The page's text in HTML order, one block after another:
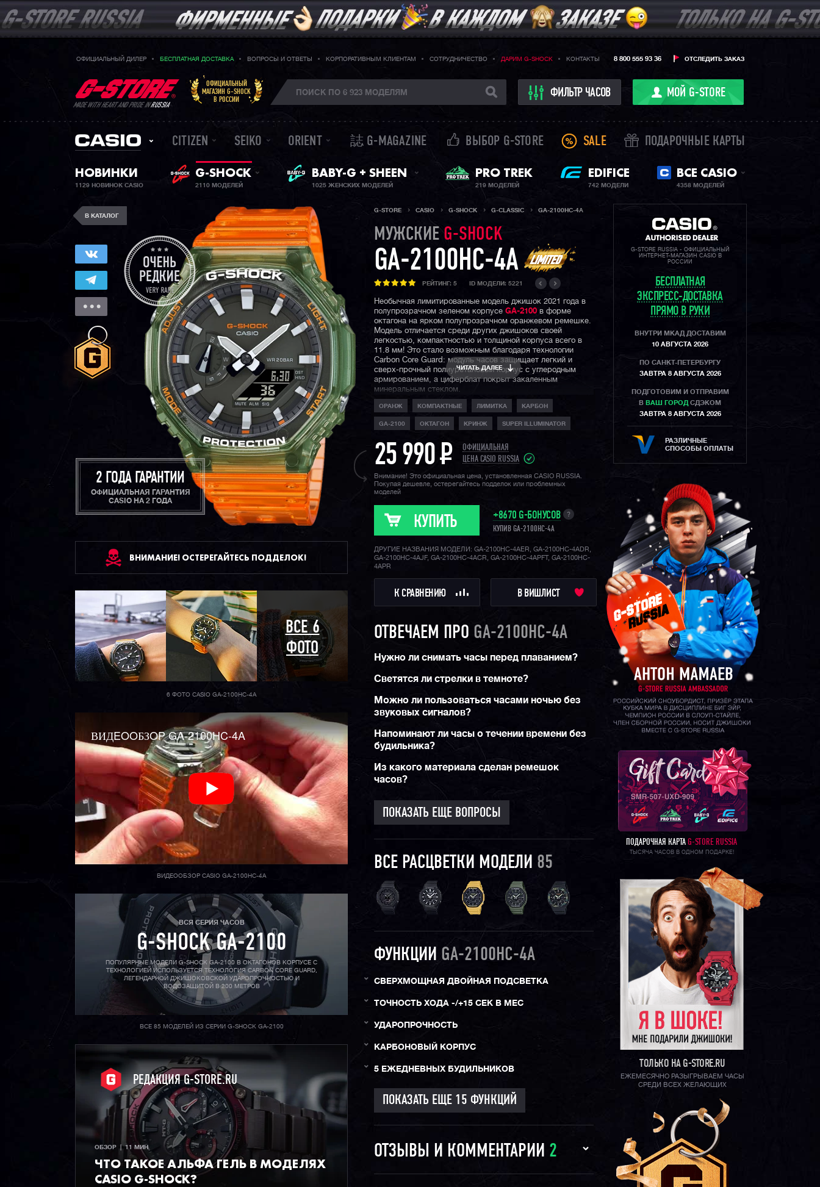
ОФИЦИАЛЬНЫЙ ДИЛЕР БЕСПЛАТНАЯ ДОСТАВКА ВОПРОСЫ И ОТВЕТЫ КОРПОРАТИВНЫМ КЛИЕНТАМ СОТРУДНИЧЕСТВО ДАРИМ G-SHOCK КОНТАКТЫ ОТСЛЕДИТЬ ЗАКАЗ
8 800 555 93 36
MADE WITH HEART AND PRIDE INRUSSIA
ОФИЦИАЛЬНЫЙ
МАГАЗИН G-SHOCK
В РОССИИ
ФИЛЬТР ЧАСОВ МОЙ G-STORE
CITIZEN SEIKO ORIENT 誌 G-MAGAZINE ВЫБОР G-STORE SALE ПОДАРОЧНЫЕ КАРТЫ
НОВИНКИ
1129 НОВИНОК CASIO
G-SHOCK
2110 МОДЕЛЕЙ
ЖЕНСКИЕ ЧАСЫ
BABY-G + SHEEN
1025 ЖЕНСКИХ МОДЕЛЕЙ
PRO TREK
219 МОДЕЛЕЙ
EDIFICE
742 МОДЕЛИ
ВСЕ CASIO
4358 МОДЕЛЕЙ
В КАТАЛОГ
2 ГОДА ГАРАНТИИ
ОФИЦИАЛЬНАЯ ГАРАНТИЯ
CASIO НА 2 ГОДА
ВНИМАНИЕ! ОСТЕРЕГАЙТЕСЬ ПОДДЕЛОК!
ВСЕ 6
ФОТО
6 ФОТО CASIO GA-2100HC-4A
ВИДEOOБЗOP GA-2100HC-4A
ВИДЕООБЗОР CASIO GA-2100HC-4A
ВСЯ СЕРИЯ ЧАСОВ
G-SHOCK GA-2100
ПОПУЛЯРНЫЕ МОДЕЛИ G-SHOCK GA-2100 В ОКТАГОНОВ КОРПУСЕ С
ТЕХНОЛОГИЕЙ ИСПОЛЬЗУЕТСЯ ТЕХНОЛОГИЯ CARBON CORE GUARD,
ЛЕГЕНДАРНОЙ ДЖИШОКОВСКОЙ УДАРОПРОЧНОСТЬЮ И
ВОДОЗАЩИТОЙ В 200 МЕТРОВ
ВСЕ 85 МОДЕЛЕЙ ИЗ СЕРИИ G-SHOCK GA-2100
РЕДАКЦИЯ G-STORE.RU
ОБЗОР  |  11 МИН
ЧТО ТАКОЕ АЛЬФА ГЕЛЬ В МОДЕЛЯХ
CASIO G-SHOCK?
G-STORE CASIO G-SHOCK G-CLASSIC GA-2100HC-4A
МУЖСКИЕ G-SHOCK
GA-2100HC-4A
РЕЙТИНГ: 5 ID МОДЕЛИ: 5221
Необычная лимитированные модель джишок 2021 года в
полупрозрачном зеленом корпусе GA-2100 в форме
октагона на ярком полупрозрачном оранжевом ремешке.
Модель отличается среди других джишоков своей
легкостью, компактностью и толщиной корпуса всего в
11.8 мм! Это стало возможным благодаря технологии
Carbon Core Guard: модуль часов защищает легкий и
сверх-прочный полиуретановый корпус с углеродным
армированием, а циферблат покрыт закаленным
минеральным стеклом.
Часы выполнены в необычной расцветке, а контрастные
стрелки, на фоне циферблата с инверсионным дисплеем,
обеспечивают высокую эргономику при пользовании
крепление ремешка, теперь его смена займет у вас всего
несколько секунд.
Конечно же, не стоит забывать про стандартную для
джишоков водозащиту в 200 метров, функции
секундомера, таймера, мирового времени, удобную
функцию складывания стрелок для считывания
информации с дисплеев, а также яркую двойную
подсветку циферблата и дисплея.
ЧИТАТЬ ДАЛЕЕ
ОРАНЖ КОМПАКТНЫЕ ЛИМИТКА КАРБОН
GA-2100 ОКТАГОН КРИНЖ SUPER ILLUMINATOR
25 990P
ОФИЦИАЛЬНАЯ
ЦЕНА CASIO RUSSIA
Внимание! Это официальная цена, установленная CASIO RUSSIA.
Покупая дешевле, остерегайтесь подделок или проблемных
моделей
КУПИТЬ +8670 G-БОНУСОВ
КУПИВ GA-2100HC-4A
?
ДРУГИЕ НАЗВАНИЯ МОДЕЛИ: GA-2100HC-4AER, GA-2100HC-4ADR,
GA-2100HC-4AJF, GA-2100HC-4ACR, GA-2100HC-4APFT, GA-2100HC-
4APR
К СРАВНЕНИЮ В ВИШЛИСТ
ОТВЕЧАЕМ ПРО GA-2100HC-4A
Нужно ли снимать часы перед плаванием?
Светятся ли стрелки в темноте?
Можно ли пользоваться часами ночью без
звуковых сигналов?
Напоминают ли часы о течении времени без
будильника?
Из какого материала сделан ремешок
часов?
ПОКАЗАТЬ ЕЩЕ ВОПРОСЫ
ВСЕ РАСЦВЕТКИ МОДЕЛИ 85
ФУНКЦИИ GA-2100HC-4A
СВЕРХМОЩНАЯ ДВОЙНАЯ ПОДСВЕТКА
ТОЧНОСТЬ ХОДА -/+15 СЕК В МЕС
УДАРОПРОЧНОСТЬ
КАРБОНОВЫЙ КОРПУС
5 ЕЖЕДНЕВНЫХ БУДИЛЬНИКОВ
ОТЗЫВЫ И КОММЕНТАРИИ 2
G-STORE RUSSIA - ОФИЦИАЛЬНЫЙ
ИНТЕРНЕТ-МАГАЗИН CASIO В
РОССИИ
БЕСПЛАТНАЯ
ЭКСПРЕСС-ДОСТАВКА
ПРЯМО В РУКИ
ВНУТРИ МКАД ДОСТАВИМ
10 АВГУСТА 2026
ПО САНКТ-ПЕТЕРБУРГУ
ЗАВТРА 8 АВГУСТА 2026
ПОДГОТОВИМ И ОТПРАВИМ
В ВАШ ГОРОД СДЭКОМ
ЗАВТРА 8 АВГУСТА 2026
РАЗЛИЧНЫЕ
СПОСОБЫ ОПЛАТЫ
ПОДАРОЧНАЯ КАРТА G-STORE RUSSIA
ТЫСЯЧА ЧАСОВ В ОДНОМ ПОДАРКЕ!
ТОЛЬКО НА G-STORE.RU
ЕЖЕМЕСЯЧНО РАЗЫГРЫВАЕМ ЧАСЫ
СРЕДИ ВСЕХ ЖЕЛАЮЩИХ